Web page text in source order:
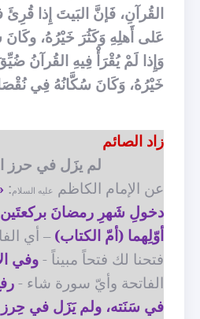
القُرآنِ، فَإنَّ البَيتَ إِذا
عَلى أَهلِهِ وَكَثُرَ خَيْرُهُ، وكَانَ
وَإِذا لَمْ يُقْرَأْ فِيهِ القُرآنُ
خَيْرُهُ، وَكَانَ سُكَّانُهُ فِي
زاد الصائم
لم يزَل في حرز
عن الإمام الكاظم عليه السلام:
دخولِ شَهرِ رمضانَ
أوّلِهما (أمّ الكتاب)– أي
فتحنا لك فتحاً مبيناً - وفي
الفاتحة وأيّ سورة شاء -
في سَنَته، ولم يَزَل في حِرز